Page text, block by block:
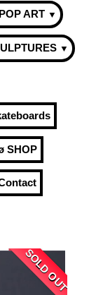
ART ▼
▼
SHOP
SOLD OUT